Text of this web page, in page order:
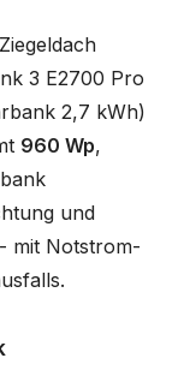
3 E2700 Pro
2,7 kWh)
960 Wp,
und
mit Notstrom-